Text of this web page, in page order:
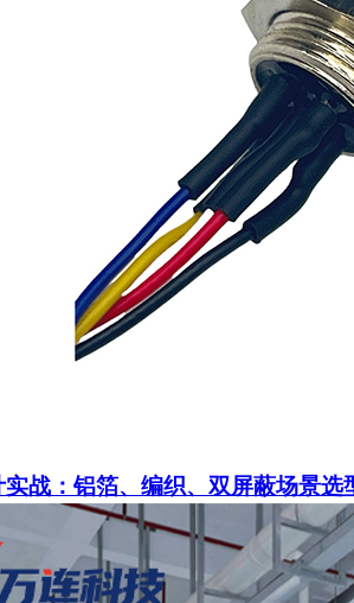
战：铝箔、编织、双屏蔽场景选